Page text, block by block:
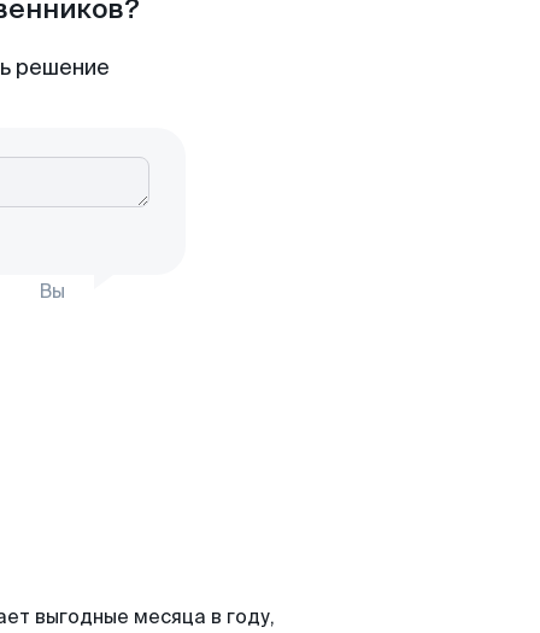
решение
Вы
выгодные месяца в году,